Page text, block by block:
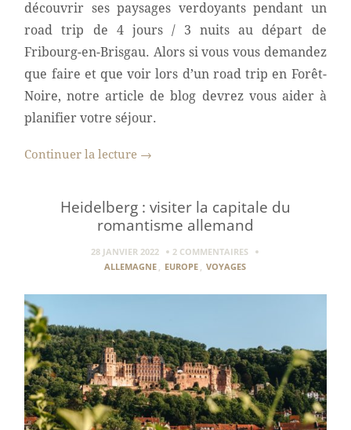
découvrir ses paysages verdoyants pendant un
road trip de 4 jours / 3 nuits au départ de
Fribourg-en-Brisgau. Alors si vous vous demandez
que faire et que voir lors d’un road trip en Forêt-
Noire, notre article de blog devrez vous aider à
planifier votre séjour.
Continuer la lecture →
Heidelberg : visiter la capitale du
romantisme allemand
28 JANVIER 2022
2 COMMENTAIRES
ALLEMAGNE , EUROPE , VOYAGES